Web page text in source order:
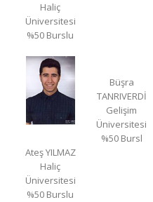
Haliç
Üniversitesi
%50 Burslu
Ateş YILMAZ
Haliç
Üniversitesi
%50 Burslu
Büşra
TANRIVERDİ
Gelişim
Üniversitesi
%50 Bursl